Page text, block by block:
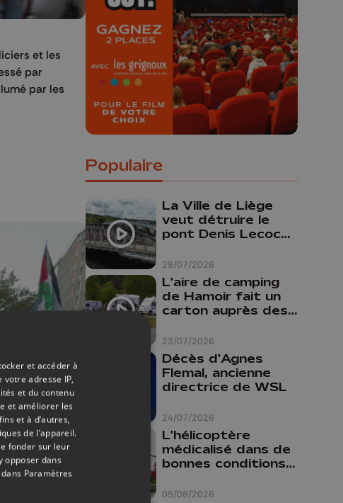
et les
par
par les
Concours permanent - 2 places à
gagner chaque semaine !
Populaire
28/07/2026
La Ville de Liège
veut détruire le
pont Denis Lecocq
budget pour le
faire
23/07/2026
L'aire de camping
de Hamoir fait un
carton auprès des
24/07/2026
Décès d'Agnes
Flemal, ancienne
directrice de WSL
05/08/2026
L'hélicoptère
médicalisé dans de
bonnes conditions à
et accéder à
adresse IP,
et du contenu
et améliorer les
et à d’autres,
de l’appareil.
fonder sur leur
opposer dans
Paramètres